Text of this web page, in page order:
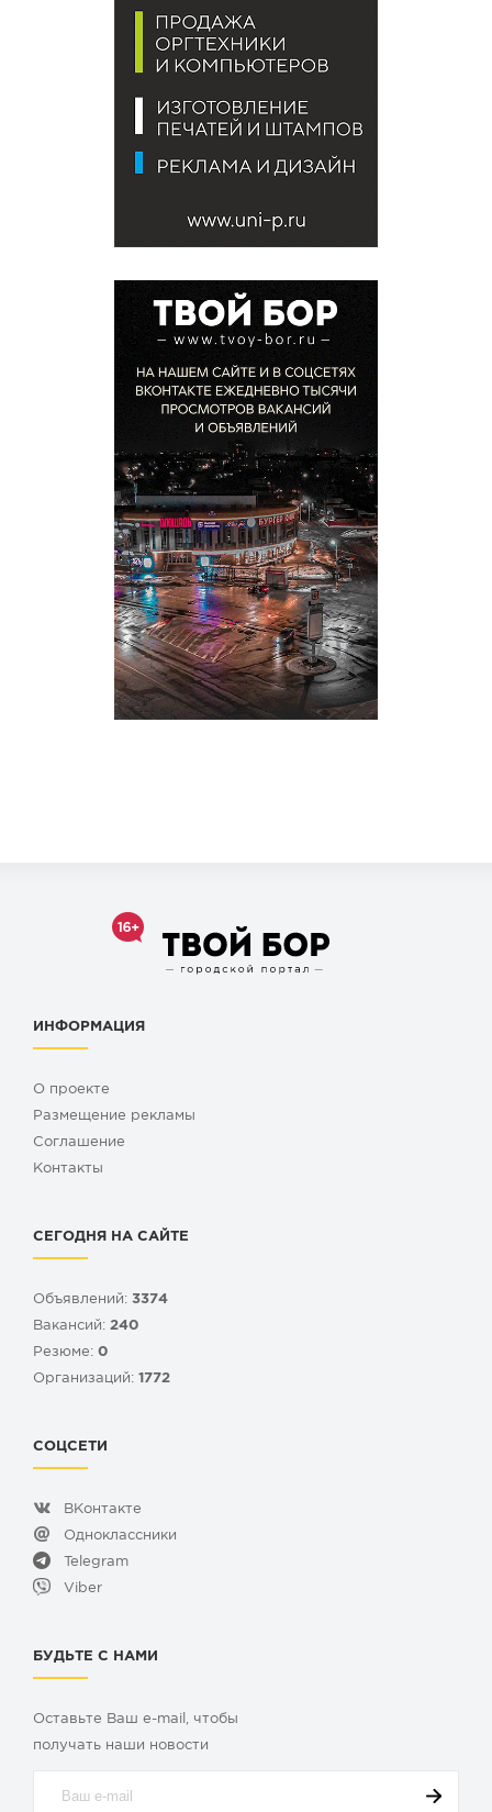
ИНФОРМАЦИЯ
О проекте
Размещение рекламы
Cоглашение
Контакты
СЕГОДНЯ НА САЙТЕ
Объявлений: 3374
Вакансий: 240
Резюме: 0
Организаций: 1772
СОЦСЕТИ
ВКонтакте
Одноклассники
Telegram
Viber
БУДЬТЕ С НАМИ
Оставьте Ваш e-mail, чтобы
получать наши новости